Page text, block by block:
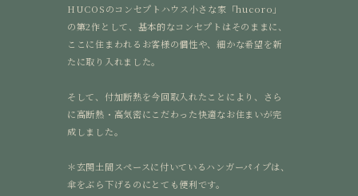
HUCOSのコンセプトハウス小さな家「hucoro」
の第2作として、基本的なコンセプトはそのままに、
ここに住まわれるお客様の個性や、細かな希望を新
たに取り入れました。
そして、付加断熱を今回取入れたことにより、さら
に高断熱・高気密にこだわった快適なお住まいが完
成しました。
＊玄関土間スペースに付いているハンガーパイプは、
傘をぶら下げるのにとても便利です。